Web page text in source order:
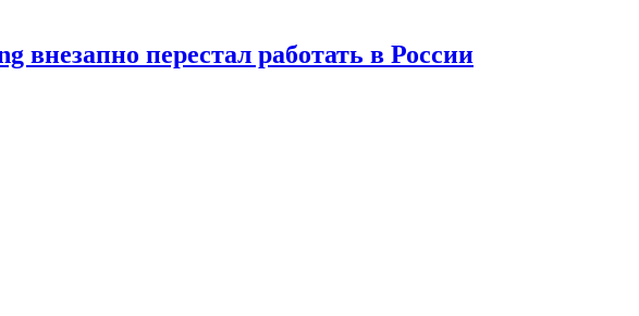
внезапно перестал работать в России